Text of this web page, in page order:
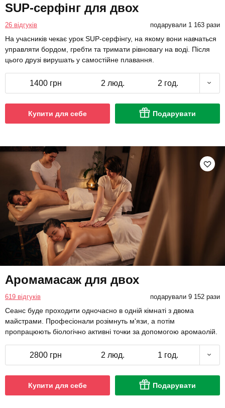
SUP-серфінг для двох
26 відгуків подарували 1 163 рази
На учасників чекає урок SUP-серфінгу, на якому вони навчаться
управляти бордом, гребти та тримати рівновагу на воді. Після
цього друзі вирушать у самостійне плавання.
1400 грн 2 люд. 2 год.
Купити для себе Подарувати
Аромамасаж для двох
619 відгуків подарували 9 152 рази
Сеанс буде проходити одночасно в одній кімнаті з двома
майстрами. Професіонали розімнуть м'язи, а потім
пропрацюють біологічно активні точки за допомогою аромаолій.
2800 грн 2 люд. 1 год.
Купити для себе Подарувати